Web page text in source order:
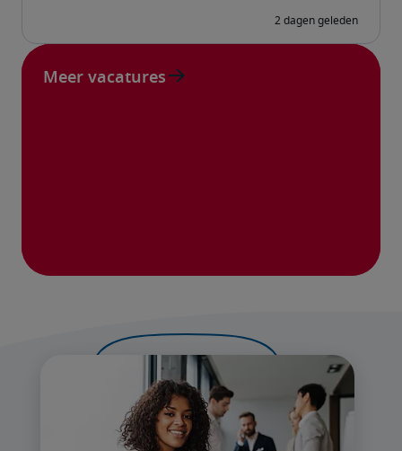
Meer vacatures